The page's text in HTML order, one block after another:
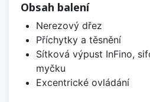
Obsah balení
Nerezový dřez
Příchytky a těsnění
Sítková výpust InFino,
myčku
Excentrické ovládání